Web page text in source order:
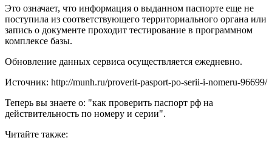
Это означает, что информация о выданном паспорте еще не
поступила из соответствующего территориального органа или
запись о документе проходит тестирование в программном
комплексе базы.
Обновление данных сервиса осуществляется ежедневно.
Источник: http://munh.ru/proverit-pasport-po-serii-i-nomeru-96699/
Теперь вы знаете о: "как проверить паспорт рф на
действительность по номеру и серии".
Читайте также: